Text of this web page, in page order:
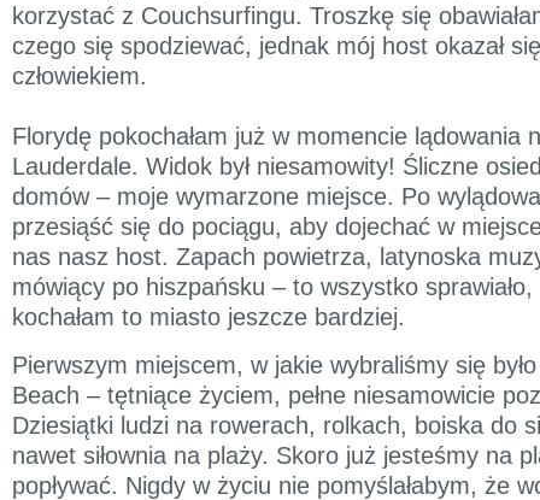
korzystać z Couchsurfingu. Troszkę się
czego się spodziewać, jednak mój host okazał
człowiekiem.
Florydę pokochałam już w momencie lądowania
Lauderdale. Widok był niesamowity! Śliczne
domów – moje wymarzone miejsce. Po
przesiąść się do pociągu, aby dojechać w
nas nasz host. Zapach powietrza, latynoska
mówiący po hiszpańsku – to wszystko
kochałam to miasto jeszcze bardziej.
Pierwszym miejscem, w jakie wybraliśmy się
Beach – tętniące życiem, pełne niesamowicie
Dziesiątki ludzi na rowerach, rolkach, boiska do
nawet siłownia na plaży. Skoro już jesteśmy na
popływać. Nigdy w życiu nie pomyślałabym, że